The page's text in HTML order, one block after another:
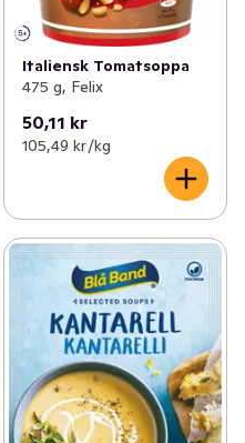
Italiensk Tomatsoppa
475 g, Felix
50,11 kr
105,49 kr /kg